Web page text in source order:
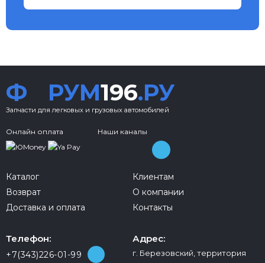
Ф РУМ196.РУ
Запчасти для легковых и грузовых автомобилей
Онлайн оплата Наши каналы
Каталог
Возврат
Доставка и оплата
Клиентам
О компании
Контакты
Телефон:
+7(343)226-01-99
Адрес:
г. Березовский, территория